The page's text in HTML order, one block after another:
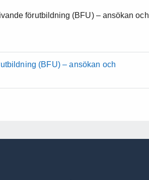
förutbildning (BFU) – ansökan och
(BFU) – ansökan och